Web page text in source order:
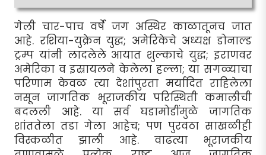
गेली चार-पाच वर्षे जग अस्थिर काळातूनच जात
आहे. रशिया-युक्रेन युद्ध; अमेरिकेचे अध्यक्ष डोनाल्ड
ट्रम्प यांनी लादलेले आयात शुल्काचे युद्ध; इराणवर
अमेरिका व इस्रायलने केलेला हल्ला; या सगळ्याचा
परिणाम केवळ त्या देशांपुरता मर्यादित राहिलेला
नसून जागतिक भूराजकीय परिस्थिती कमालीची
बदलली आहे. या सर्व घडामोडींमुळे जागतिक
शांततेला तडा गेला आहेच; पण पुरवठा साखळीही
विस्कळीत झाली आहे. वाढत्या भूराजकीय